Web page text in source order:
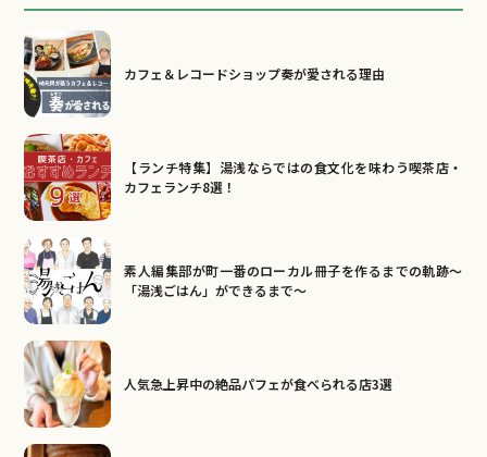
カフェ＆レコードショップ奏が愛される理由
【ランチ特集】湯浅ならではの食文化を味わう喫茶店・
カフェランチ8選！
素人編集部が町一番のローカル冊子を作るまでの軌跡～
「湯浅ごはん」ができるまで～
人気急上昇中の絶品パフェが食べられる店3選